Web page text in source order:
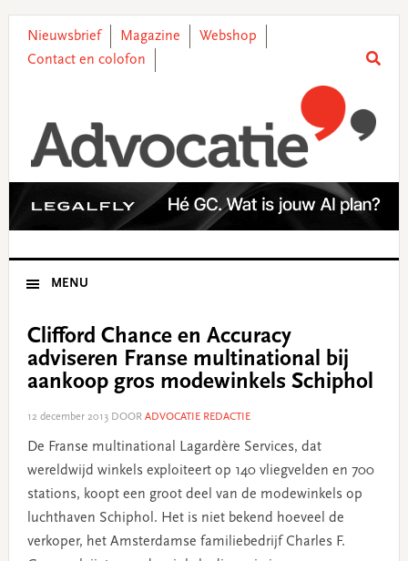
primary
main
primary
footer
Nieuwsbrief Magazine
Webshop
Contact en colofon
MENU
Clifford Chance en Accuracy
adviseren Franse multinational bij
aankoop gros modewinkels Schiphol
12 december 2013DOOR ADVOCATIE REDACTIE
De Franse multinational Lagardère Services, dat
wereldwijd winkels exploiteert op 140 vliegvelden en 700
stations, koopt een groot deel van de modewinkels op
luchthaven Schiphol. Het is niet bekend hoeveel de
verkoper, het Amsterdamse familiebedrijf Charles F.